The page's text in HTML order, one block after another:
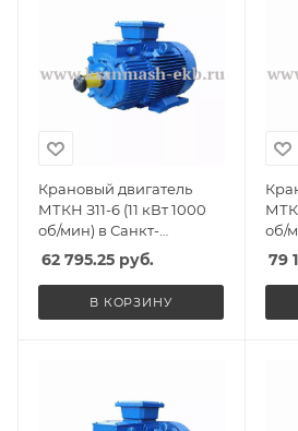
Крановый двигатель
МТКН З11-6 (11 кВт 1000
об/мин) в Санкт-
Петербурге, Спб
62 795.25 руб.
В КОРЗИНУ
об/
79